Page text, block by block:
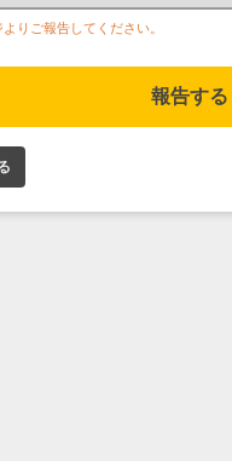
りご報告してください。
報告する